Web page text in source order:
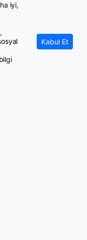
geldi
iyi,
Kabul Et